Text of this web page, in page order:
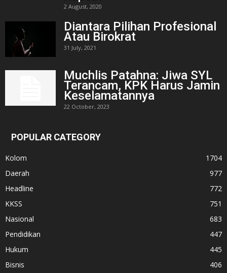
2 August, 2020
Diantara Pilihan Profesional
Atau Birokrat
31 July, 2021
Muchlis Patahna: Jiwa SYL
Terancam, KPK Harus Jamin
Keselamatannya
22 October, 2023
POPULAR CATEGORY
Kolom
1704
Daerah
977
Headline
772
KKSS
751
Nasional
683
Pendidikan
447
Hukum
445
Bisnis
406